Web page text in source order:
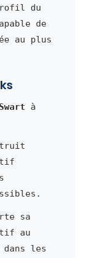
du
de
au plus
à
sa
au
les